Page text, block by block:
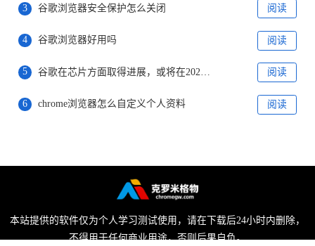
3 谷歌浏览器安全保护怎么关闭 阅读
4 谷歌浏览器好用吗 阅读
5 阅读
6 chrome浏览器怎么自定义个人资料 阅读
本站提供的软件仅为个人学习测试使用，请在下载后24小时内删除，
不得用于任何商业用途，否则后果自负。